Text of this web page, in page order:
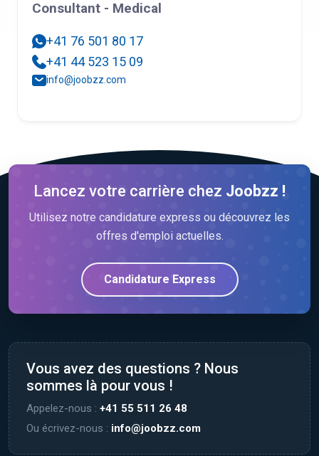
Consultant - Medical
+41 76 501 80 17
+41 44 523 15 09
info@joobzz.com
Lancez votre carrière chez Joobzz !
Utilisez notre candidature express ou découvrez les
offres d'emploi actuelles.
Candidature Express
Vous avez des questions ? Nous
sommes là pour vous !
Appelez-nous : +41 55 511 26 48
Ou écrivez-nous : info@joobzz.com